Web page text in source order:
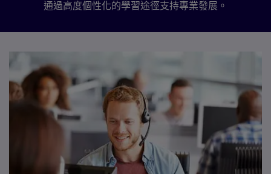
通過高度個性化的學習途徑支持專業發展。